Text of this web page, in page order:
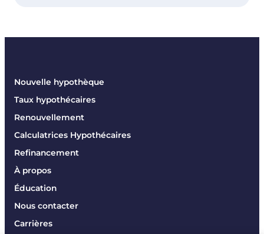
Nouvelle hypothèque
Taux hypothécaires
Renouvellement
Calculatrices Hypothécaires
Refinancement
À propos
Éducation
Nous contacter
Carrières